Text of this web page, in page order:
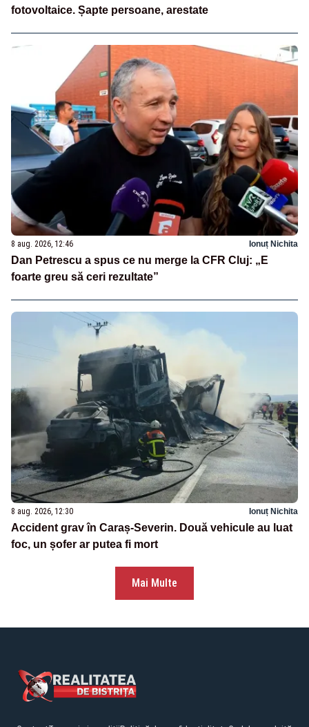
fotovoltaice. Șapte persoane, arestate
8 aug. 2026, 12:46 Ionuț Nichita
Dan Petrescu a spus ce nu merge la CFR Cluj: „E
foarte greu să ceri rezultate”
8 aug. 2026, 12:30 Ionuț Nichita
Accident grav în Caraș-Severin. Două vehicule au luat
foc, un șofer ar putea fi mort
Mai Multe